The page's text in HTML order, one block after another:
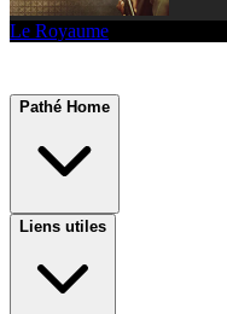
Le Royaume
Pathé Home
Liens utiles